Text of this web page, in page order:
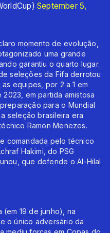
September 5,
momento de evolução,
uma grande
garantiu o quarto lugar.
seleções da Fifa derrotou
equipes, por 2 a 1 em
em partida amistosa
para o Mundial
seleção brasileira era
Ramon Menezes.
comandada pelo técnico
Hakimi, do PSG
que defende o Al-Hilal
(em 19 de junho), na
o único adversário da